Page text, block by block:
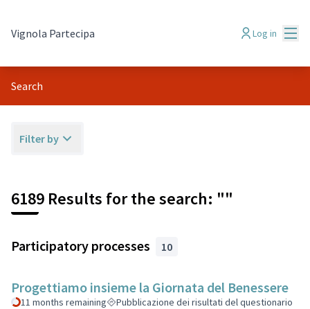
Vignola Partecipa Log in
Search
Filter by
6189 Results for the search: ""
Participatory processes 10
Progettiamo insieme la Giornata del Benessere
11 months remaining Pubblicazione dei risultati del questionario